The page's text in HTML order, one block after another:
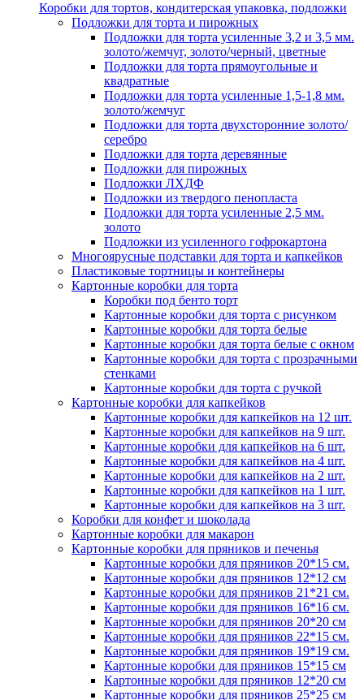
Коробки для тортов, кондитерская упаковка, подложки
Подложки для торта и пирожных
Подложки для торта усиленные 3,2 и 3,5 мм.
золото/жемчуг, золото/черный, цветные
Подложки для торта прямоугольные и
квадратные
Подложки для торта усиленные 1,5-1,8 мм.
золото/жемчуг
Подложки для торта двухсторонние золото/
серебро
Подложки для торта деревянные
Подложки для пирожных
Подложки ЛХДФ
Подложки из твердого пенопласта
Подложки для торта усиленные 2,5 мм.
золото
Подложки из усиленного гофрокартона
Многоярусные подставки для торта и капкейков
Пластиковые тортницы и контейнеры
Картонные коробки для торта
Коробки под бенто торт
Картонные коробки для торта с рисунком
Картонные коробки для торта белые
Картонные коробки для торта белые с окном
Картонные коробки для торта с прозрачными
стенками
Картонные коробки для торта с ручкой
Картонные коробки для капкейков
Картонные коробки для капкейков на 12 шт.
Картонные коробки для капкейков на 9 шт.
Картонные коробки для капкейков на 6 шт.
Картонные коробки для капкейков на 4 шт.
Картонные коробки для капкейков на 2 шт.
Картонные коробки для капкейков на 1 шт.
Картонные коробки для капкейков на 3 шт.
Коробки для конфет и шоколада
Картонные коробки для макарон
Картонные коробки для пряников и печенья
Картонные коробки для пряников 20*15 см.
Картонные коробки для пряников 12*12 см
Картонные коробки для пряников 21*21 см.
Картонные коробки для пряников 16*16 см.
Картонные коробки для пряников 20*20 см
Картонные коробки для пряников 22*15 см.
Картонные коробки для пряников 19*19 см.
Картонные коробки для пряников 15*15 см
Картонные коробки для пряников 12*20 см
Картонные коробки для пряников 25*25 см